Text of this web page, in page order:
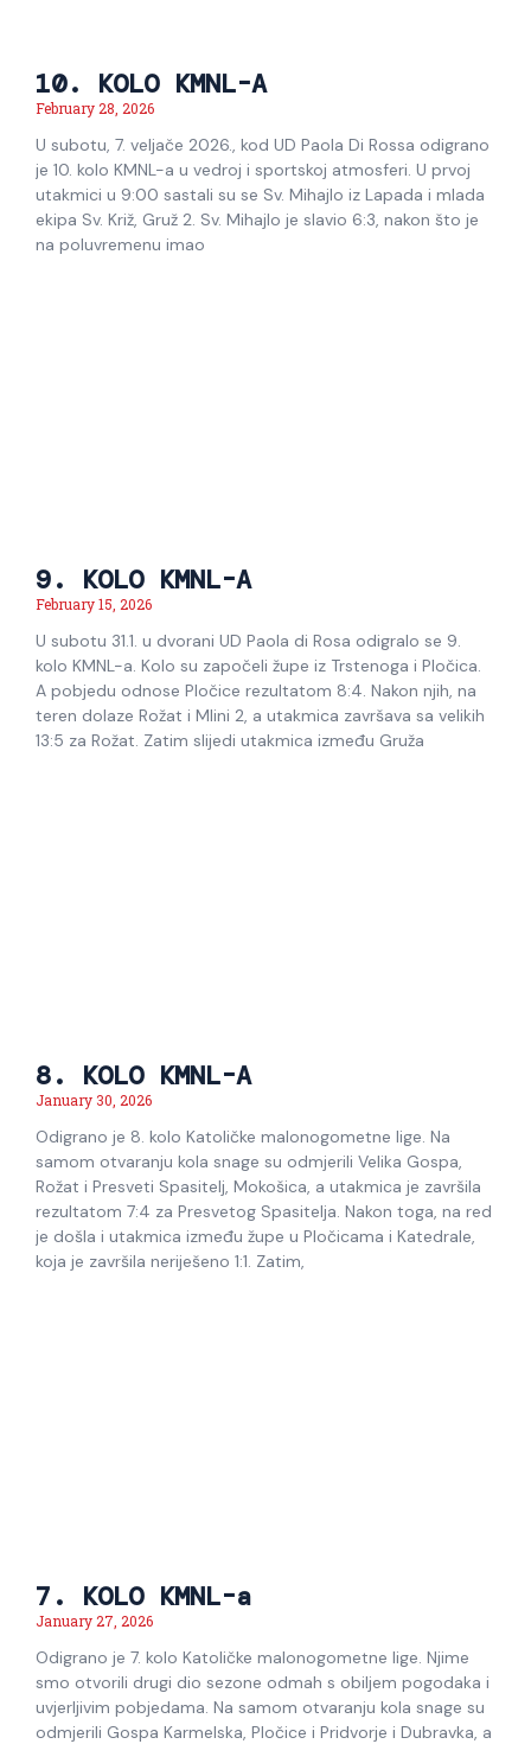
10. KOLO KMNL-A
February 28, 2026
U subotu, 7. veljače 2026., kod UD Paola Di Rossa odigrano
je 10. kolo KMNL-a u vedroj i sportskoj atmosferi. U prvoj
utakmici u 9:00 sastali su se Sv. Mihajlo iz Lapada i mlada
ekipa Sv. Križ, Gruž 2. Sv. Mihajlo je slavio 6:3, nakon što je
na poluvremenu imao
9. KOLO KMNL-A
February 15, 2026
U subotu 31.1. u dvorani UD Paola di Rosa odigralo se 9.
kolo KMNL-a. Kolo su započeli župe iz Trstenoga i Pločica.
A pobjedu odnose Pločice rezultatom 8:4. Nakon njih, na
teren dolaze Rožat i Mlini 2, a utakmica završava sa velikih
13:5 za Rožat. Zatim slijedi utakmica između Gruža
8. KOLO KMNL-A
January 30, 2026
Odigrano je 8. kolo Katoličke malonogometne lige. Na
samom otvaranju kola snage su odmjerili Velika Gospa,
Rožat i Presveti Spasitelj, Mokošica, a utakmica je završila
rezultatom 7:4 za Presvetog Spasitelja. Nakon toga, na red
je došla i utakmica između župe u Pločicama i Katedrale,
koja je završila neriješeno 1:1. Zatim,
7. KOLO KMNL-a
January 27, 2026
Odigrano je 7. kolo Katoličke malonogometne lige. Njime
smo otvorili drugi dio sezone odmah s obiljem pogodaka i
uvjerljivim pobjedama. Na samom otvaranju kola snage su
odmjerili Gospa Karmelska, Pločice i Pridvorje i Dubravka, a